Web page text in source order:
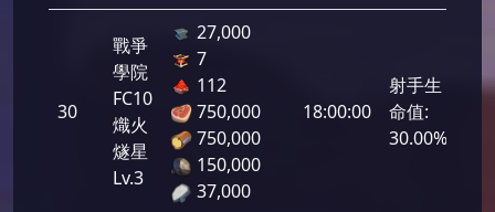
30
戰爭
學院
FC10
熾火
燧星
Lv.3
27,000
7
112
750,000
750,000
150,000
37,000
18:00:00
射手生
命值:
30.00%